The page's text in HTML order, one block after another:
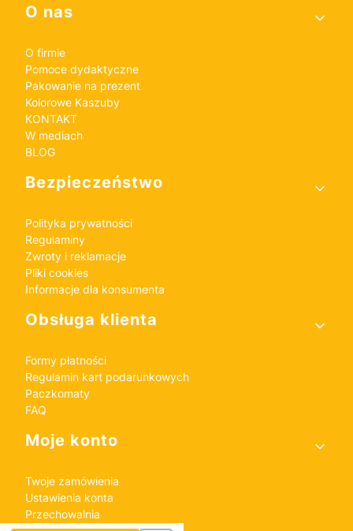
Linki w stopce
O nas
O firmie
Pomoce dydaktyczne
Pakowanie na prezent
Kolorowe Kaszuby
KONTAKT
W mediach
BLOG
Bezpieczeństwo
Polityka prywatności
Regulaminy
Zwroty i reklamacje
Pliki cookies
Informacje dla konsumenta
Obsługa klienta
Formy płatności
Regulamin kart podarunkowych
Paczkomaty
FAQ
Moje konto
Twoje zamówienia
Ustawienia konta
Przechowalnia